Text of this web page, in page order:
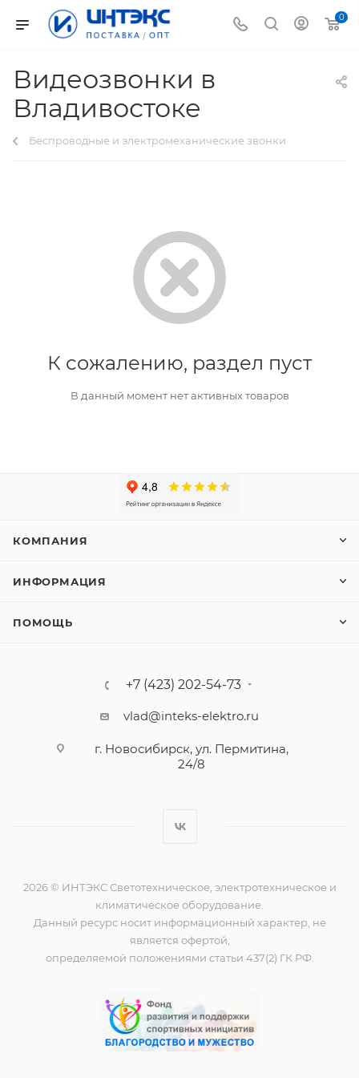
0
Видеозвонки в
Владивостоке
Беспроводные и электромеханические звонки
К сожалению, раздел пуст
В данный момент нет активных товаров
КОМПАНИЯ
ИНФОРМАЦИЯ
ПОМОЩЬ
+7 (423) 202-54-73
vlad@inteks-elektro.ru
г. Новосибирск, ул. Пермитина,
24/8
2026 © ИНТЭКС Светотехническое, электротехническое и
климатическое оборудование.
Данный ресурс носит информационный характер, не
является офертой,
определяемой положениями статьи 437(2) ГК РФ.